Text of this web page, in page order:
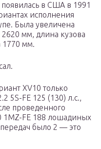
в США в 1991
исполнения
Была увеличена
2620 мм, длина кузова
1770 мм.
XV10 только
5S-FE 125 (130) л.с.,
проведенного
1MZ-FE 188 лошадиных
было 2 — это